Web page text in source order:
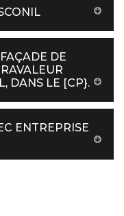
DE
DANS LE [CP}.
ENTREPRISE